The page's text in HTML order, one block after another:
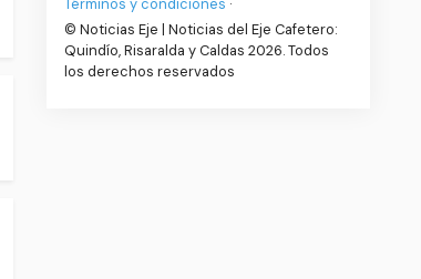
© Noticias Eje | Noticias del Eje Cafetero:
Quindío, Risaralda y Caldas 2026. Todos
los derechos reservados